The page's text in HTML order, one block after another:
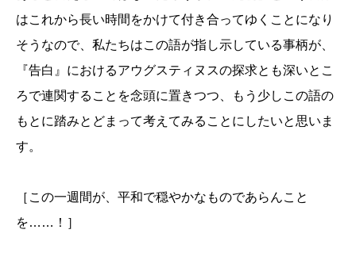
はこれから長い時間をかけて付き合ってゆくことになり
そうなので、私たちはこの語が指し示している事柄が、
『告白』におけるアウグスティヌスの探求とも深いとこ
ろで連関することを念頭に置きつつ、もう少しこの語の
もとに踏みとどまって考えてみることにしたいと思いま
す。
［この一週間が、平和で穏やかなものであらんこと
を……！］